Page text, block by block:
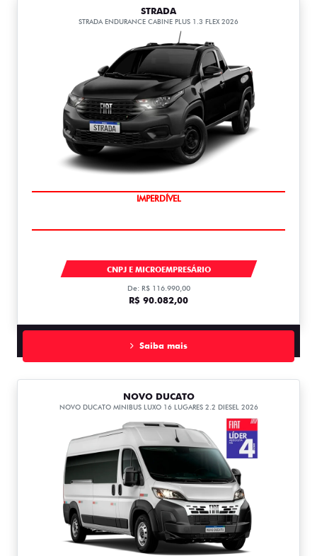
STRADA
STRADA ENDURANCE CABINE PLUS 1.3 FLEX 2026
IMPERDÍVEL
CNPJ E MICROEMPRESÁRIO
De: R$ 116.990,00
R$ 90.082,00
Saiba mais
NOVO DUCATO
NOVO DUCATO MINIBUS LUXO 16 LUGARES 2.2 DIESEL 2026